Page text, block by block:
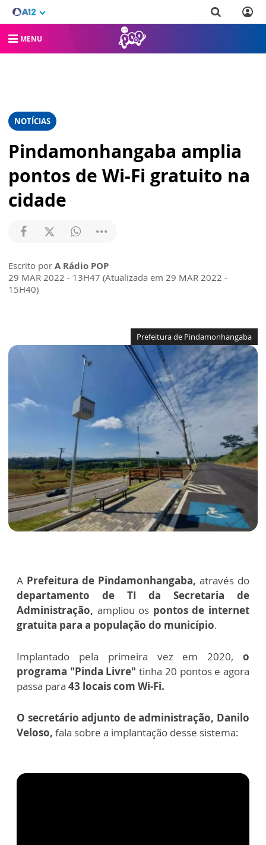
MENU
NOTÍCIAS
Pindamonhangaba amplia
pontos de Wi-Fi gratuito na
cidade
Escrito por A Rádio POP
29 MAR 2022 - 13H47 (Atualizada em 29 MAR 2022 -
15H40)
Prefeitura de Pindamonhangaba
A Prefeitura de Pindamonhangaba, através do
departamento de TI da Secretaria de
Administração, ampliou os pontos de internet
gratuita para a população do município.
Implantado pela primeira vez em 2020, o
programa "Pinda Livre" tinha 20 pontos e agora
passa para 43 locais com Wi-Fi.
O secretário adjunto de administração, Danilo
Veloso, fala sobre a implantação desse sistema: